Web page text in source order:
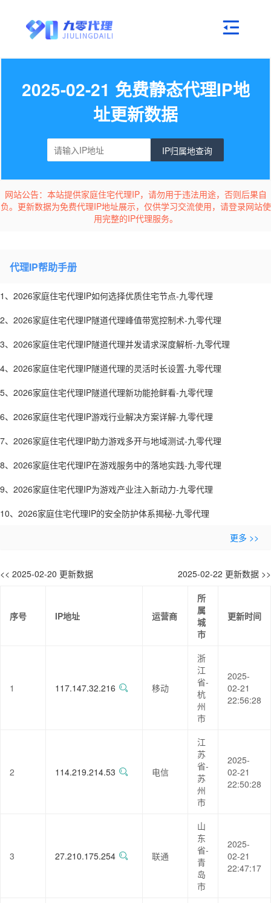
2025-02-21 免费静态代理IP地
址更新数据
IP归属地查询
网站公告：本站提供家庭住宅代理IP，请勿用于违法用途，否则后果自
负。更新数据为免费代理IP地址展示，仅供学习交流使用，请登录网站使
用完整的IP代理服务。
代理IP帮助手册
1、2026家庭住宅代理IP如何选择优质住宅节点-九零代理
2、2026家庭住宅代理IP隧道代理峰值带宽控制术-九零代理
3、2026家庭住宅代理IP隧道代理并发请求深度解析-九零代理
4、2026家庭住宅代理IP隧道代理的灵活时长设置-九零代理
5、2026家庭住宅代理IP隧道代理新功能抢鲜看-九零代理
6、2026家庭住宅代理IP游戏行业解决方案详解-九零代理
7、2026家庭住宅代理IP助力游戏多开与地域测试-九零代理
8、2026家庭住宅代理IP在游戏服务中的落地实践-九零代理
9、2026家庭住宅代理IP为游戏产业注入新动力-九零代理
10、2026家庭住宅代理IP的安全防护体系揭秘-九零代理
更多 >>
<< 2025-02-20 更新数据 2025-02-22 更新数据 >>
序号 IP地址 运营商
所
属
城
市
更新时间
1 117.147.32.216 移动
浙
江
省-
杭
州
市
2025-
02-21
22:56:28
2 114.219.214.53 电信
江
苏
省-
苏
州
市
2025-
02-21
22:50:28
3 27.210.175.254 联通
山
东
省-
青
岛
市
2025-
02-21
22:47:17